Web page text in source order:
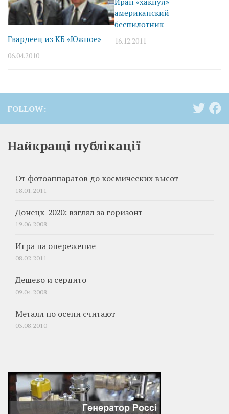
Гвардеец из КБ «Южное»
06.04.2010
американский
беспилотник
16.12.2011
FOLLOW:
Найкращі публікації
От фотоаппаратов до космических высот
18.01.2011
Донецк-2020: взгляд за горизонт
19.06.2008
Игра на опережение
08.02.2011
Дешево и сердито
09.04.2008
Металл по осени считают
03.08.2010